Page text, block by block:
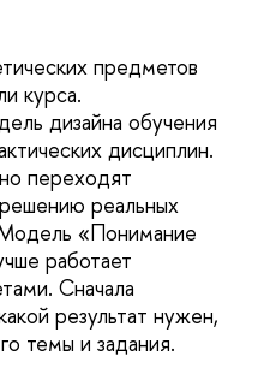
предметов
курса.
дизайна обучения
дисциплин.
переходят
реальных
«Понимание
работает
Сначала
результат нужен,
темы и задания.